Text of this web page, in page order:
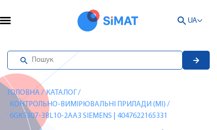
UA
ГОЛОВНА/ КАТАЛОГ /
КОНТРОЛЬНО-ВИМІРЮВАЛЬНІ ПРИЛАДИ (MI) /
6GK5307-3BL10-2AA3 SIEMENS | 4047622165331